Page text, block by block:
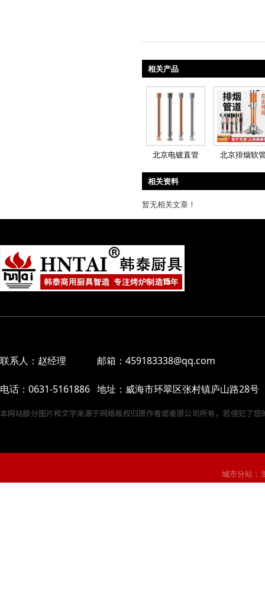
相关产品
北京电镀直管 北京排烟软
相关资料
暂无相关文章！
联系人：赵经理 邮箱：459183338@qq.com
电话：0631-5161886 地址：威海市环翠区张村镇庐山路28号
城市分站：